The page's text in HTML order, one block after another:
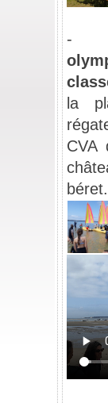
la
CVA
béret.